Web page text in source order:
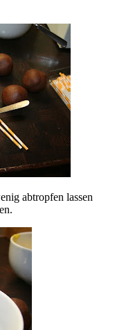
abtropfen lassen